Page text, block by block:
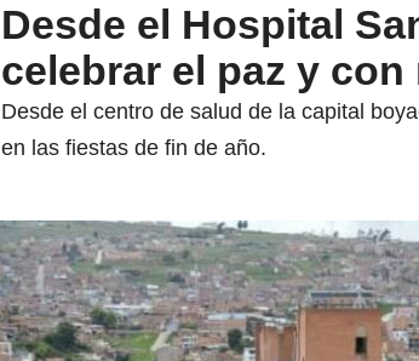
Desde el Hospital
celebrar el paz y
Desde el centro de salud de la capital
en las fiestas de fin de año.